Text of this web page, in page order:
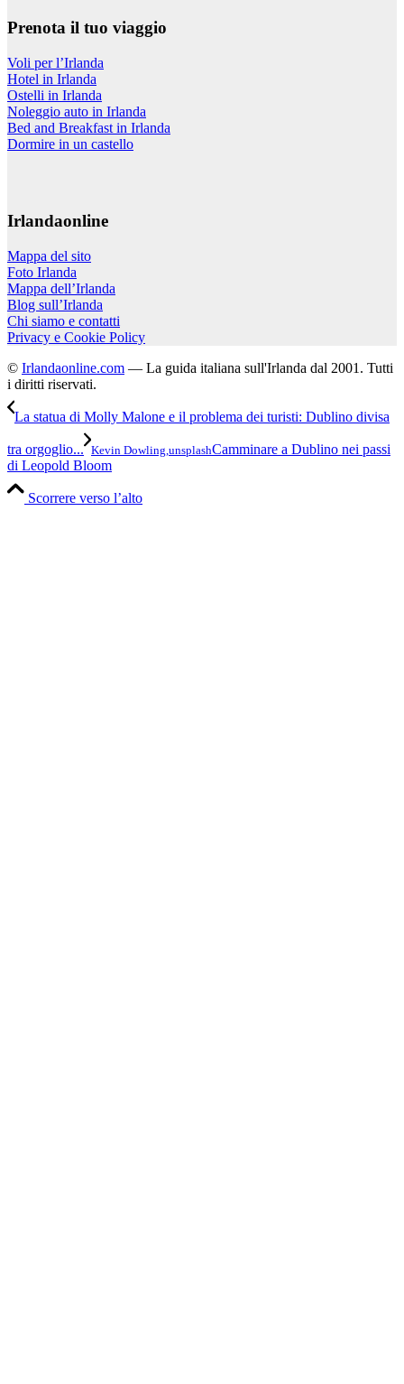
Prenota il tuo viaggio
Voli per l’Irlanda
Hotel in Irlanda
Ostelli in Irlanda
Noleggio auto in Irlanda
Bed and Breakfast in Irlanda
Dormire in un castello
Irlandaonline
Mappa del sito
Foto Irlanda
Mappa dell’Irlanda
Blog sull’Irlanda
Chi siamo e contatti
Privacy e Cookie Policy
© Irlandaonline.com — La guida italiana sull'Irlanda dal 2001. Tutti
i diritti riservati.
La statua di Molly Malone e il problema dei turisti: Dublino divisa
tra orgoglio... Kevin Dowling,unsplashCamminare a Dublino nei passi
di Leopold Bloom
Scorrere verso l’alto